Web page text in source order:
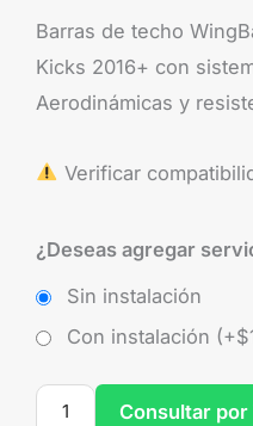
Barras de techo
Kicks 2016+ con
Aerodinámicas y
Verificar
¿Deseas agregar
Sin instalación
Con instalación (+$
Consultar